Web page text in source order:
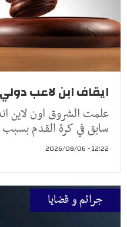
ايقاف ابن لاعب
علمت الشروق اون لاين
سابق في كرة القدم بسبب
12:22 - 2026/08/06
جرائم و قضايا